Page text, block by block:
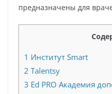
предназначены для
1 Институт Smart
2 Talentsy
3 Ed PRO Академия